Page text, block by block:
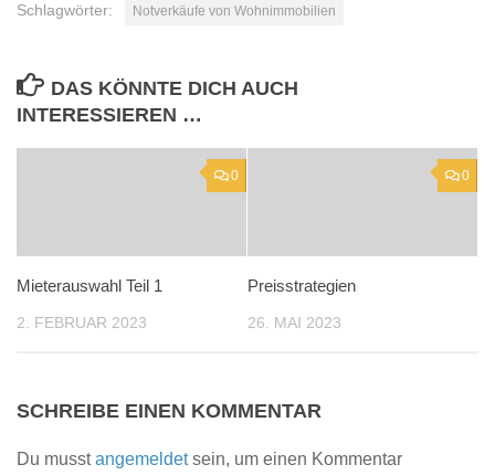
Schlagwörter: Notverkäufe von Wohnimmobilien
DAS KÖNNTE DICH AUCH
INTERESSIEREN …
0
Mieterauswahl Teil 1
2. FEBRUAR 2023
0
Preisstrategien
26. MAI 2023
SCHREIBE EINEN KOMMENTAR
Du musstangemeldetsein, um einen Kommentar